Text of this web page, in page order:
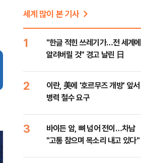
세계 많이 본 기사
1
"한글 적힌 쓰레기가…전 세계에
알려버릴 것" 경고 날린 日
2
이란, 美에 '호르무즈 개방' 앞서
병력 철수 요구
3
바이든 암, 뼈 넘어 전이…차남
"고통 참으며 목소리 내고 있다"